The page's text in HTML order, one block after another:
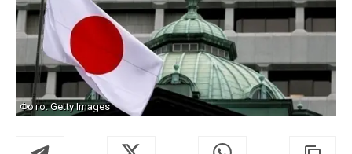
Фото: Getty Images